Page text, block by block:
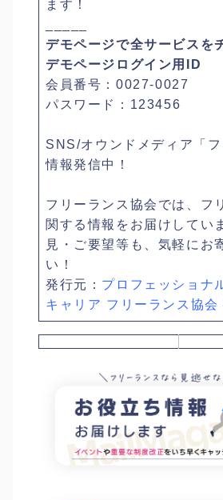
ます！
デモページで全サービスを
デモページログイン用ID
会員番号：0027-0027
パスワード：123456
SNS/オウンドメディア「フ
情報発信中！
フリーランス協会では、フ
関する情報をお届けしてい
見・ご要望等も、気軽にお
い！
発行元： プロフェッショナ
キャリア フリーランス協会